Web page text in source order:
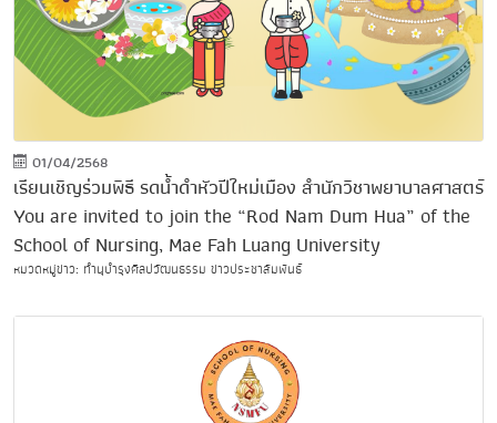
01/04/2568
เรียนเชิญร่วมพิธี รดน้ำดำหัวปีใหม่เมือง สำนักวิชาพยาบาลศาสตร์
You are invited to join the “Rod Nam Dum Hua” of the
School of Nursing, Mae Fah Luang University
หมวดหมู่ข่าว: ทำนุบำรุงศิลปวัฒนธรรม ข่าวประชาสัมพันธ์